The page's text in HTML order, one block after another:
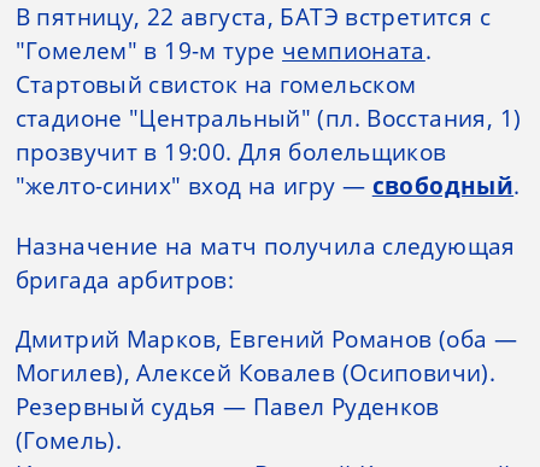
В пятницу, 22 августа, БАТЭ встретится с
"Гомелем" в 19-м туре чемпионата.
Стартовый свисток на гомельском
стадионе "Центральный" (пл. Восстания, 1)
прозвучит в 19:00. Для болельщиков
"желто-синих" вход на игру — свободный.
Назначение на матч получила следующая
бригада арбитров:
Дмитрий Марков, Евгений Романов (оба —
Могилев), Алексей Ковалев (Осиповичи).
Резервный судья — Павел Руденков
(Гомель).